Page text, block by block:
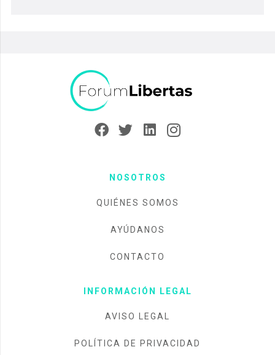
NOSOTROS
QUIÉNES SOMOS
AYÚDANOS
CONTACTO
INFORMACIÓN LEGAL
AVISO LEGAL
POLÍTICA DE PRIVACIDAD